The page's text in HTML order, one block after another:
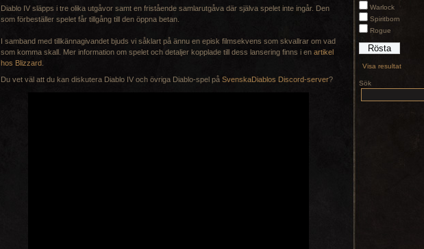
Warlock
Spiritborn
Rogue
Visa resultat
Sök
Diablo IV släpps i tre olika utgåvor samt en fristående samlarutgåva där själva spelet inte ingår. Den
som förbeställer spelet får tillgång till den öppna betan.
I samband med tillkännagivandet bjuds vi såklart på ännu en episk filmsekvens som skvallrar om vad
som komma skall. Mer information om spelet och detaljer kopplade till dess lansering finns i en artikel
hos Blizzard
Du vet väl att du kan diskutera Diablo IV och övriga Diablo-spel på SvenskaDiablos Discord-server?